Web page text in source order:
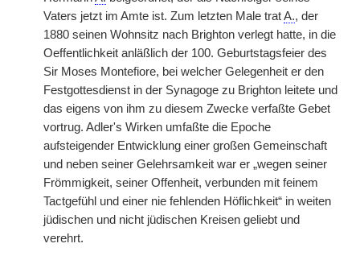
Vaters jetzt im Amte ist. Zum letzten Male tratA., der
1880 seinen Wohnsitz nach Brighton verlegt hatte, in die
Oeffentlichkeit anläßlich der 100. Geburtstagsfeier des
Sir Moses Montefiore, bei welcher Gelegenheit er den
Festgottesdienst in der Synagoge zu Brighton leitete und
das eigens von ihm zu diesem Zwecke verfaßte Gebet
vortrug. Adler's Wirken umfaßte die Epoche
aufsteigender Entwicklung einer großen Gemeinschaft
und neben seiner Gelehrsamkeit war er „wegen seiner
Frömmigkeit, seiner Offenheit, verbunden mit feinem
Tactgefühl und einer nie fehlenden Höflichkeit“ in weiten
jüdischen und nicht jüdischen Kreisen geliebt und
verehrt.